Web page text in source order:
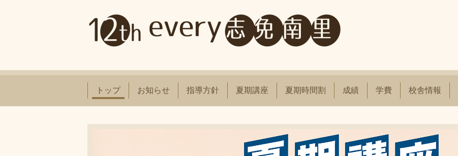
トップ お知らせ 指導方針 夏期講座 夏期時間割 成績 学費 校舎情報